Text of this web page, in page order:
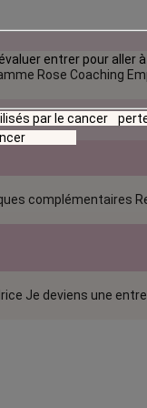
Rose Coaching
complémentaires
Je deviens une
entrer pour
par le cancer